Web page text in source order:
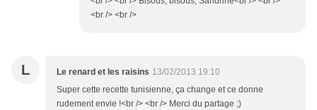
<br /> <br />
L Le renard et les raisins 13/02/2013 19:10
Super cette recette tunisienne, ça change et ce donne
rudement envie !<br /> <br /> Merci du partage ;)